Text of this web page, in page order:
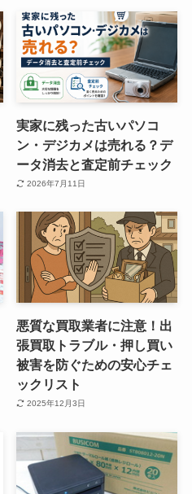
実家に残った古いパソコ
ン・デジカメは売れる？デ
ータ消去と査定前チェック
2026年7月11日
悪質な買取業者に注意！出
張買取トラブル・押し買い
被害を防ぐための安心チェ
ックリスト
2025年12月3日